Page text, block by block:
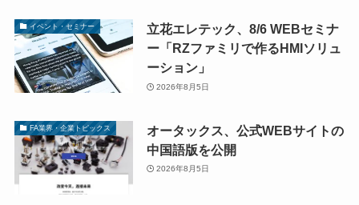
イベント・セミナー
立花エレテック、8/6 WEBセミナ
ー「RZファミリで作るHMIソリュ
ーション」
2026年8月5日
FA業界・企業トピックス
オータックス、公式WEBサイトの
中国語版を公開
2026年8月5日